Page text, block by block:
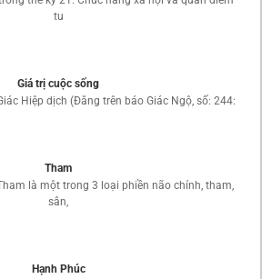
tu
Giá trị cuộc sống
Hiệp dịch (Đăng trên báo Giác Ngộ, số: 244:
Tham
là một trong 3 loại phiền não chính, tham,
sân,
Hạnh Phúc